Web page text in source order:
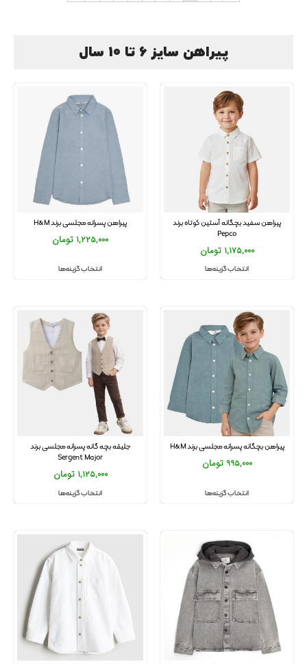
پیراهن سایز 6 تا 10 سال
پیراهن سفید بچگانه آستین کوتاه برند
Pepco
1,175,000 تومان
انتخاب گزینه‌ها
پیراهن پسرانه مجلسی برند H&M
1,225,000 تومان
انتخاب گزینه‌ها
پیراهن بچگانه پسرانه مجلسی برند H&M
995,000 تومان
انتخاب گزینه‌ها
جلیقه بچه گانه پسرانه مجلسی برند
Sergent Major
1,125,000 تومان
انتخاب گزینه‌ها